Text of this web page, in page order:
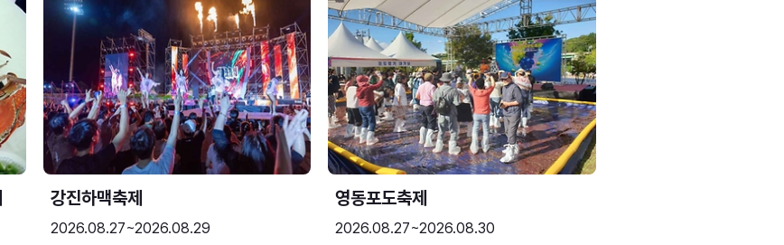
강진하맥축제
2026.08.27~2026.08.29
영동포도축제
2026.08.27~2026.08.30